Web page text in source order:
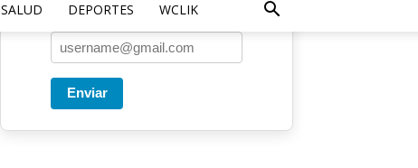
SALUD DEPORTES WCLIK
Enviar